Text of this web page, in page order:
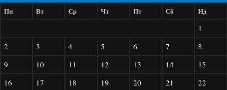
Пн Вт Ср Чт Пт Сб Нд
1
2
3 4 5 6 7
8
9
10 11 12 13 14
15
16
17 18 19 20 21 22